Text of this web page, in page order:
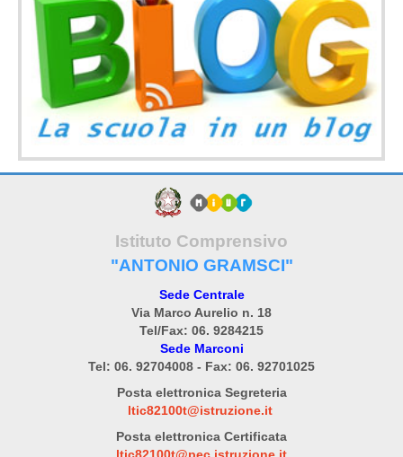
Istituto Comprensivo
"ANTONIO GRAMSCI"
Sede Centrale
Via Marco Aurelio n. 18
Tel/Fax: 06. 9284215
Sede Marconi
Tel: 06. 92704008 - Fax: 06. 92701025
Posta elettronica Segreteria
ltic82100t@istruzione.it
Posta elettronica Certificata
ltic82100t@pec.istruzione.it